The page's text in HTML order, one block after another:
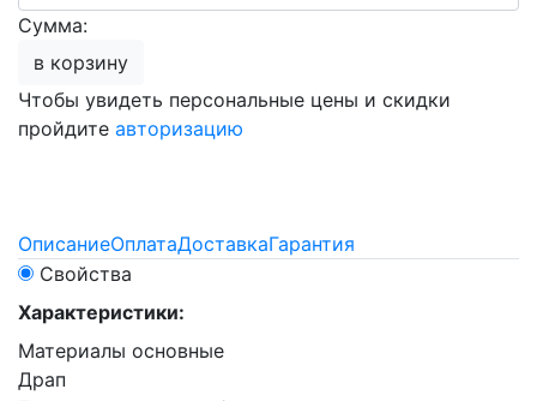
Сумма:
в корзину
Чтобы увидеть персональные цены и скидки
пройдите авторизацию
ОписаниеОплатаДоставкаГарантия
Свойства
Характеристики:
Материалы основные
Драп